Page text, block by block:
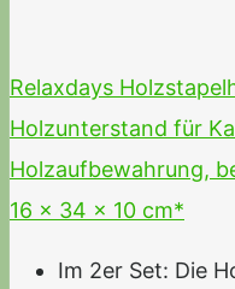
Relaxdays
Holzunterstand für
Holzaufbewahrung,
16 x 34 x 10 cm*
Im 2er Set: Die